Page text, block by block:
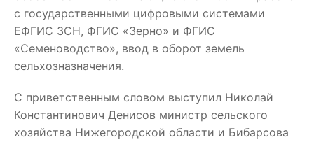
с государственными цифровыми системами
ЕФГИС ЗСН, ФГИС «Зерно» и ФГИС
«Семеноводство», ввод в оборот земель
сельхозназначения.
С приветственным словом выступил Николай
Константинович Денисов министр сельского
хозяйства Нижегородской области и Бибарсова